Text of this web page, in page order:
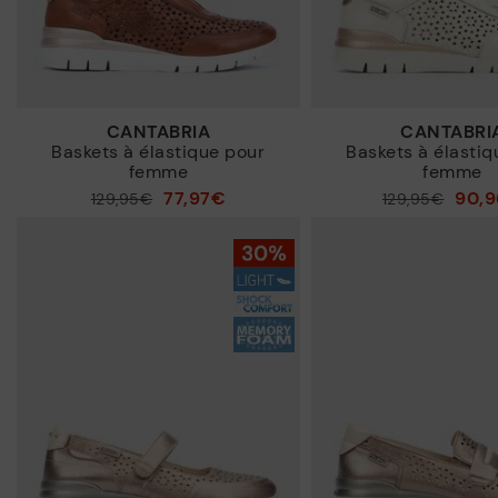
CANTABRIA
Baskets à élastique pour
femme
129,95€ 77,97€
Baskets à
femme
129,95€